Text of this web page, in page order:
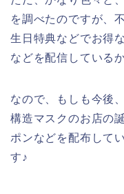
を調べたのですが、
生日特典などでお得
などを配信している
なので、もしも今後
構造マスクのお店の
ポンなどを配布して
す♪